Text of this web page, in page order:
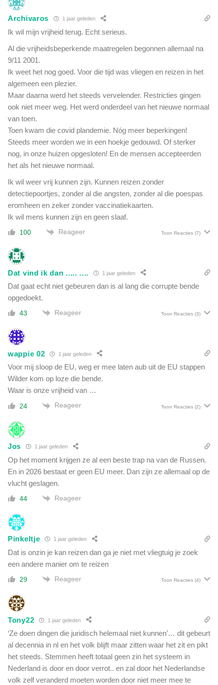
Archivaros 1 jaar geleden
Ik wil mijn vrijheid terug. Echt serieus.
Al die vrijheidsbeperkende maatregelen begonnen allemaal na
9/11 2001.
Ik weet het nog goed. Voor die tijd was vliegen en reizen in het
algemeen een plezier.
Maar daarna werd het steeds vervelender. Restricties gingen
ook niet meer weg. Het werd onderdeel van het nieuwe normaal
van toen.
Toen kwam die covid plandemie. Nóg meer beperkingen!
Steeds meer worden we in een hoekje gedouwd. Of sterker
nog, in onze huizen opgesloten! En de mensen accepteerden
het als het nieuwe normaal.
Ik wil weer vrij kunnen zijn. Kunnen reizen zonder
detectiepoortjes, zonder al die angsten, zonder al die poespas
eromheen en zeker zonder vaccinatiekaarten.
Ik wil mens kunnen zijn en geen slaaf.
100 Reageer Toon Reacties (7)
Dat vind ik dan ..... .... 1 jaar geleden
Dat gaat echt niet gebeuren dan is al lang die corrupte bende
opgedoekt.
43 Reageer Toon Reacties (3)
wappie 02 1 jaar geleden
Voor mij sloop de EU, weg er mee laten aub uit de EU stappen
Wilder kom op loze die bende.
Waar is onze vrijheid van …
24 Reageer Toon Reacties (2)
Jos 1 jaar geleden
Op het moment krijgen ze al een beste trap na van de Russen.
En in 2026 bestaat er geen EU meer. Dan zijn ze allemaal op de
vlucht geslagen.
44 Reageer
Pinkeltje 1 jaar geleden
Dat is onzin je kan reizen dan ga je niet met vliegtuig je zoek
een andere manier om te reizen
29 Reageer Toon Reacties (4)
Tony22 1 jaar geleden
‘Ze doen dingen die juridisch helemaal niet kunnen’… dit gebeurt
al decennia in nl en het volk blijft maar zitten waar het zit en pikt
het steeds. Stemmen heeft totaal geen zin het systeem in
Nederland is door en door verrot.. en zal door het Nederlandse
volk zelf veranderd moeten worden door niet meer mee te